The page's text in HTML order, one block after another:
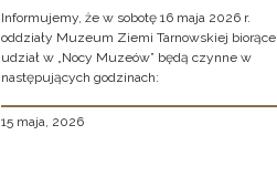
Informujemy, że w sobotę 16 maja 2026 r.
oddziały Muzeum Ziemi Tarnowskiej biorące
udział w „Nocy Muzeów” będą czynne w
następujących godzinach:
15 maja, 2026